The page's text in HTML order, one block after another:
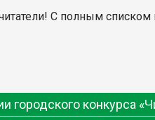
С полным
городского конкурса